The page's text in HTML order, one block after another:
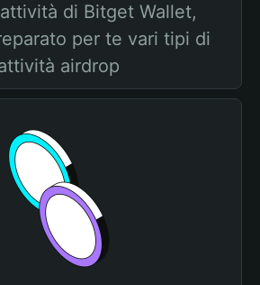
di Bitget Wallet,
per te vari tipi di
airdrop